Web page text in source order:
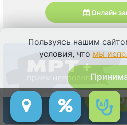
Онлайн
Пользуясь нашим
условия, что мы